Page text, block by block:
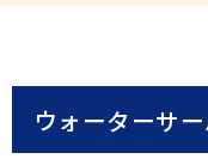
ウォーターサ